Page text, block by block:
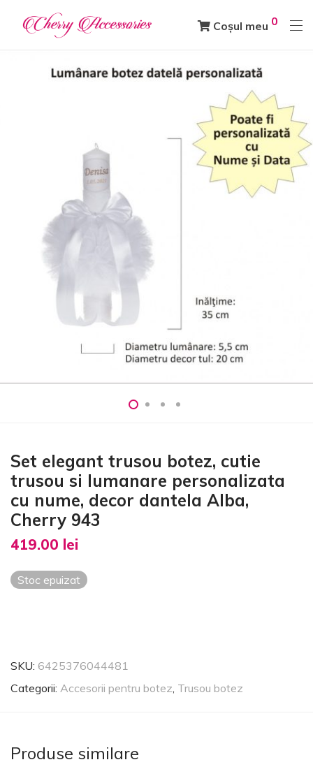
Coșul meu 0
Set elegant trusou botez, cutie
trusou si lumanare personalizata
cu nume, decor dantela Alba,
Cherry 943
419.00 lei
Stoc epuizat
SKU: 6425376044481
Categorii: Accesorii pentru botez, Trusou botez
Produse similare